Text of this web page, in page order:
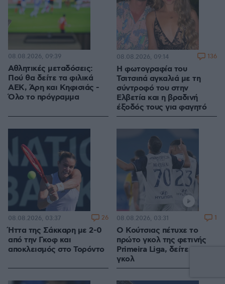
Αθλητικές μεταδόσεις:
Πού θα δείτε τα φιλικά
ΑΕΚ, Άρη και Κηφισιάς -
Όλο το πρόγραμμα
08.08.2026, 09:39
Η φωτογραφία του
Τσιτσιπά αγκαλιά με τη
σύντροφό του στην
Ελβετία και η βραδινή
έξοδός τους για φαγητό
08.08.2026, 09:14 136
Ήττα της Σάκκαρη με 2-0
από την Γκοφ και
αποκλεισμός στο Τορόντο
08.08.2026, 03:37 26
Ο Κούτσιας πέτυχε το
πρώτο γκολ της φετινής
Primeira Liga, δείτε το
γκολ
08.08.2026, 03:31 1